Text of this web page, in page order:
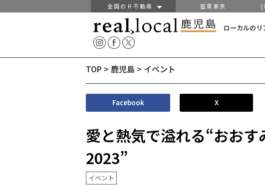
全国のＲ不動産 密買東京
ローカルのリ
TOP > 鹿児島 > イベント
Facebook X
愛と熱気で溢れる“おおす
2023”
イベント